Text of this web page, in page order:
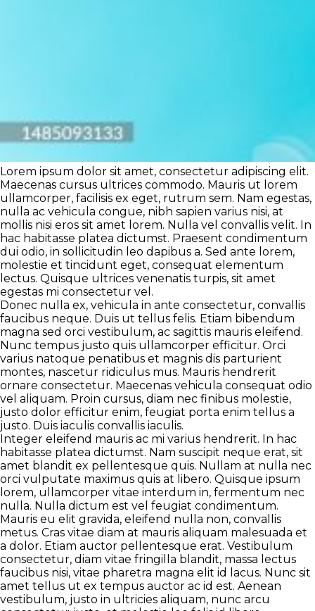
Lorem ipsum dolor sit amet, consectetur adipiscing elit.
Maecenas cursus ultrices commodo. Mauris ut lorem
ullamcorper, facilisis ex eget, rutrum sem. Nam egestas,
nulla ac vehicula congue, nibh sapien varius nisi, at
mollis nisi eros sit amet lorem. Nulla vel convallis velit. In
hac habitasse platea dictumst. Praesent condimentum
dui odio, in sollicitudin leo dapibus a. Sed ante lorem,
molestie et tincidunt eget, consequat elementum
lectus. Quisque ultrices venenatis turpis, sit amet
egestas mi consectetur vel.
Donec nulla ex, vehicula in ante consectetur, convallis
faucibus neque. Duis ut tellus felis. Etiam bibendum
magna sed orci vestibulum, ac sagittis mauris eleifend.
Nunc tempus justo quis ullamcorper efficitur. Orci
varius natoque penatibus et magnis dis parturient
montes, nascetur ridiculus mus. Mauris hendrerit
ornare consectetur. Maecenas vehicula consequat odio
vel aliquam. Proin cursus, diam nec finibus molestie,
justo dolor efficitur enim, feugiat porta enim tellus a
justo. Duis iaculis convallis iaculis.
Integer eleifend mauris ac mi varius hendrerit. In hac
habitasse platea dictumst. Nam suscipit neque erat, sit
amet blandit ex pellentesque quis. Nullam at nulla nec
orci vulputate maximus quis at libero. Quisque ipsum
lorem, ullamcorper vitae interdum in, fermentum nec
nulla. Nulla dictum est vel feugiat condimentum.
Mauris eu elit gravida, eleifend nulla non, convallis
metus. Cras vitae diam at mauris aliquam malesuada et
a dolor. Etiam auctor pellentesque erat. Vestibulum
consectetur, diam vitae fringilla blandit, massa lectus
faucibus nisi, vitae pharetra magna elit id lacus. Nunc sit
amet tellus ut ex tempus auctor ac id est. Aenean
vestibulum, justo in ultricies aliquam, nunc arcu